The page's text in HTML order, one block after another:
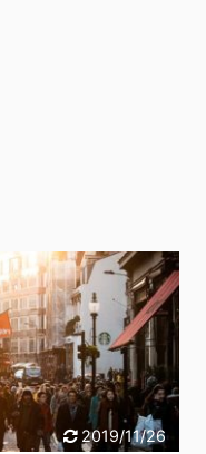
2019/11/26